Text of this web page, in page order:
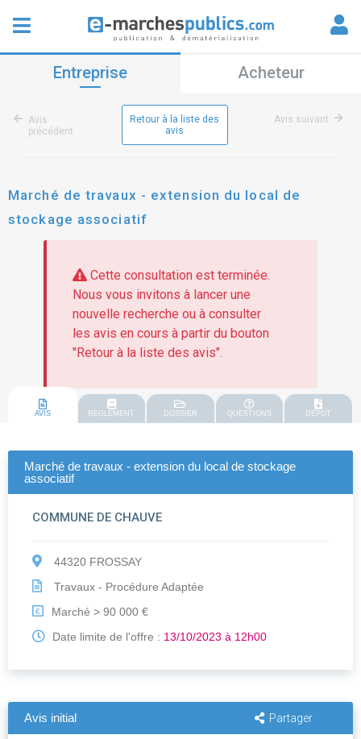
Entreprise Acheteur
Avis
précédent
Retour à la liste des
avis
Avis suivant
Marché de travaux - extension du local de
stockage associatif
Cette consultation est terminée.
Nous vous invitons à lancer une
nouvelle recherche ou à consulter
les avis en cours à partir du bouton
"Retour à la liste des avis".
AVIS REGLEMENT DOSSIER QUESTIONS DEPOT
Marché de travaux - extension du local de stockage
associatif
COMMUNE DE CHAUVE
44320 FROSSAY
Travaux - Procédure Adaptée
€
Marché > 90 000 €
Date limite de l'offre : 13/10/2023 à 12h00
Avis initial Partager